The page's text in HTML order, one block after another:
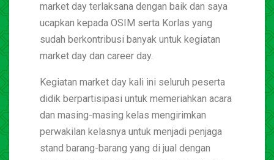
market day terlaksana dengan baik dan saya
ucapkan kepada OSIM serta Korlas yang
sudah berkontribusi banyak untuk kegiatan
market day dan career day.
Kegiatan market day kali ini seluruh peserta
didik berpartisipasi untuk memeriahkan acara
dan masing-masing kelas mengirimkan
perwakilan kelasnya untuk menjadi penjaga
stand barang-barang yang di jual dengan